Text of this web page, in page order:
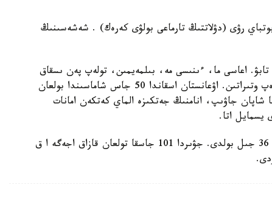
رۋى (دۋلاتتىڭ تارماعى بولۋى كەرەك) . شەشەسىنىڭ
اعاسى ما، ءىنىسى مە، بىلمەيمىن، تولەپ پەن ىسقاق
دەگەن اتتارى ەسىمدە. شەشەم مەركىنىڭ قىزىمىن دەپ وتىراتىن. اۋعانستان اسقاندا 50 جاس شاماسىندا بولعان
شاپان جاۋىپ، انامنىڭ جەتكىزە الماي كەتكەن امانات
يسمايل اتا.
ءاسيا اجەنىڭ امەريكادا ۆيردجينيادا تۇرىپ جاتقانىنا 36 جىل بولدى. جۋىردا 101 جاسقا تولعان قازاق اجەگە ا ق